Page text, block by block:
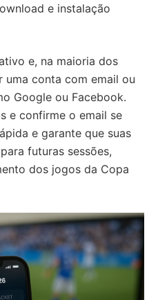
e instalação
e, na maioria dos
uma conta com email ou
Google ou Facebook.
e confirme o email se
e garante que suas
futuras sessões,
dos jogos da Copa